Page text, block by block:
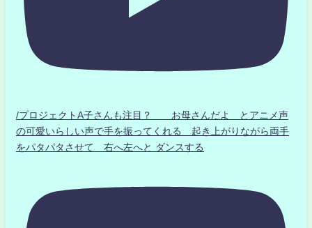
/プロジェクトA子さんも注目？ お母さんだよ とアニメ声
の可愛いらしい声で手を振ってくれる 起き上がりながら両手
をパタパタさせて 右へ左へと ダンスする